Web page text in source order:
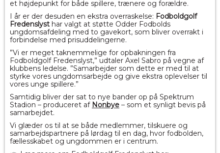
et højdepunkt for både spillere, trænere og forældre.
I år er der desuden en ekstra overraskelse: Fodboldgolf
Fredenslyst har valgt at støtte Odder Fodbolds
ungdomsafdeling med to gavekort, som bliver overrakt i
forbindelse med prisuddelingerne.
”Vi er meget taknemmelige for opbakningen fra
Fodboldgolf Fredenslyst,” udtaler Axel Sabro på vegne af
klubbens ledelse. ”Samarbejder som dette er med til at
styrke vores ungdomsarbejde og give ekstra oplevelser til
vores unge spillere.”
Samtidig bliver der sat to nye bander op på Spektrum
Stadion – produceret af Nonbye – som et synligt bevis på
samarbejdet.
Vi glæder os til at se både medlemmer, tilskuere og
samarbejdspartnere på lørdag til en dag, hvor fodbolden,
fællesskabet og ungdommen er i centrum.